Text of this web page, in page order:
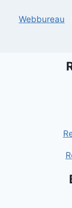
Webbureau